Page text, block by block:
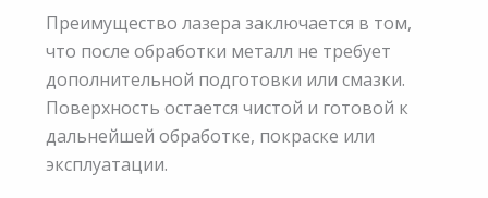
Преимущество лазера заключается в том,
что после обработки металл не требует
дополнительной подготовки или смазки.
Поверхность остается чистой и готовой к
дальнейшей обработке, покраске или
эксплуатации.